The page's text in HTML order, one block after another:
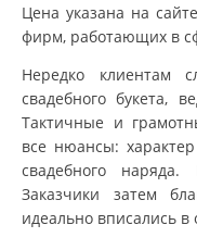
Цена указана на
фирм, работающих в
Нередко клиентам
свадебного букета,
Тактичные и
все нюансы:
свадебного
Заказчики затем
идеально вписались в